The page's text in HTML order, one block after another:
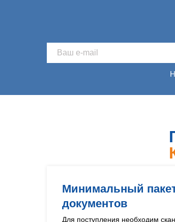
Минимальный
документов
Для поступления необходим